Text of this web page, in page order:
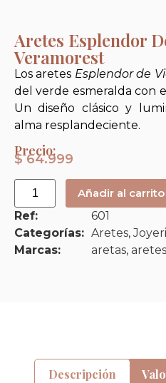
Aretes Esplendor
Veramorest
Los aretes Esplendor de
del verde esmeralda con
Un diseño clásico y
alma resplandeciente.
Precio:
$64.999
Añadir al carrito
Ref:
601
Categorías: Aretes,
Marcas:
aretas, aretes
Descripción